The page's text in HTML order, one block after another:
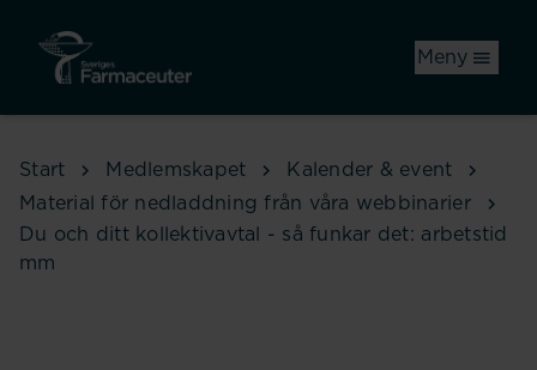
Meny
Start Medlemskapet
Kalender & event
Material för nedladdning från våra webbinarier
Du och ditt kollektivavtal - så funkar det: arbetstid
mm